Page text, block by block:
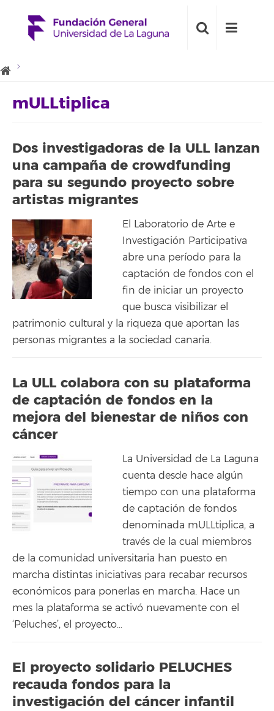
mULLtiplica
Dos investigadoras de la ULL lanzan
una campaña de crowdfunding
para su segundo proyecto sobre
artistas migrantes
El Laboratorio de Arte e
Investigación Participativa
abre una período para la
captación de fondos con el
fin de iniciar un proyecto
que busca visibilizar el
patrimonio cultural y la riqueza que aportan las
personas migrantes a la sociedad canaria.
La ULL colabora con su plataforma
de captación de fondos en la
mejora del bienestar de niños con
cáncer
La Universidad de La Laguna
cuenta desde hace algún
tiempo con una plataforma
de captación de fondos
denominada mULLtiplica, a
través de la cual miembros
de la comunidad universitaria han puesto en
marcha distintas iniciativas para recabar recursos
económicos para ponerlas en marcha. Hace un
mes la plataforma se activó nuevamente con el
‘Peluches’, el proyecto…
El proyecto solidario PELUCHES
recauda fondos para la
investigación del cáncer infantil